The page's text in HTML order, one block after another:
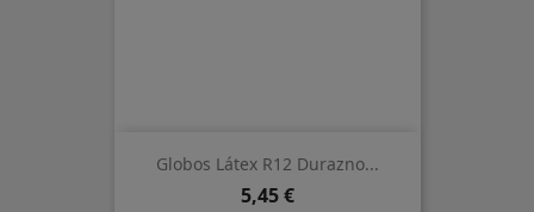
Globos Látex R12 Durazno...
Precio
5,45 €